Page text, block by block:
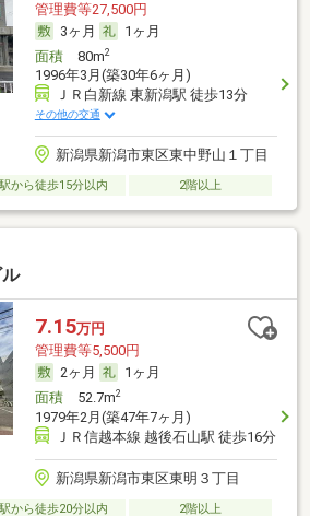
管理費等27,500円
3ヶ月
1ヶ月
面積80m2
1996年3月(築30年6ヶ月)
ＪＲ白新線 東新潟駅 徒歩13分
その他の交通
新潟県新潟市東区東中野山１丁目
駅から徒歩15分以内 2階以上
7.15万円
管理費等5,500円
2ヶ月
1ヶ月
面積52.7m2
1979年2月(築47年7ヶ月)
ＪＲ信越本線 越後石山駅 徒歩16分
新潟県新潟市東区東明３丁目
駅から徒歩20分以内 2階以上